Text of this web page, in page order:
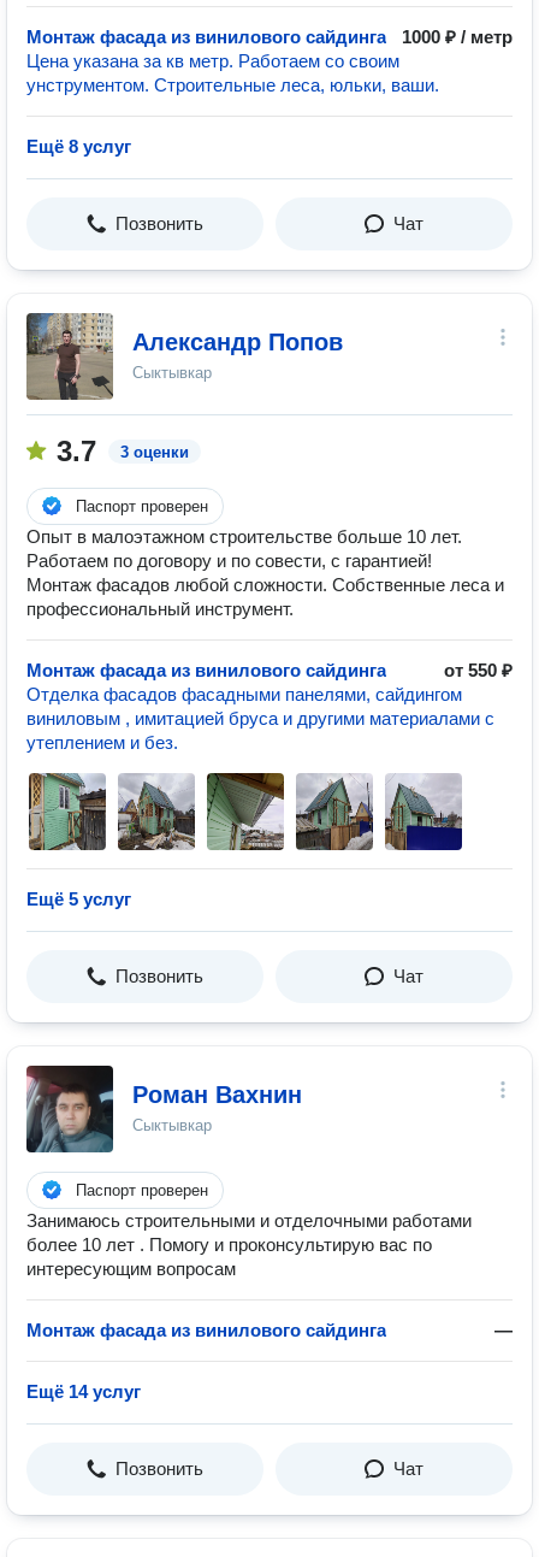
Монтаж фасада из винилового сайдинга
1000 ₽ / метр
Цена указана за кв метр. Работаем со своим
унструментом. Строительные леса, юльки, ваши.
Ещё 8 услуг
Позвонить Чат
Александр Попов
Сыктывкар
3.7 3 оценки
Паспорт проверен
Опыт в малоэтажном строительстве больше 10 лет.
Работаем по договору и по совести, с гарантией!
Монтаж фасадов любой сложности. Собственные леса и
профессиональный инструмент.
Монтаж фасада из винилового сайдинга
от 550 ₽
Отделка фасадов фасадными панелями, сайдингом
виниловым , имитацией бруса и другими материалами с
утеплением и без.
Ещё 5 услуг
Позвонить Чат
Роман Вахнин
Сыктывкар
Паспорт проверен
Занимаюсь строительными и отделочными работами
более 10 лет . Помогу и проконсультирую вас по
интересующим вопросам
Монтаж фасада из винилового сайдинга —
Ещё 14 услуг
Позвонить Чат